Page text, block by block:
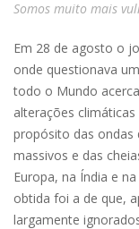
Somos muito mais
Em 28 de agosto o
onde questionava
todo o Mundo
alterações
propósito das ondas
massivos e das
Europa, na Índia e
obtida foi a de que,
largamente